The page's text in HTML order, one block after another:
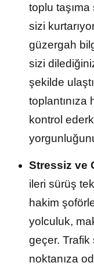
toplu
sizi
güzergah
sizi
şekilde
toplantınıza
kontrol
Stressiz ve
ileri sürüş
hakim
yolculuk,
geçer. Trafik
noktanıza